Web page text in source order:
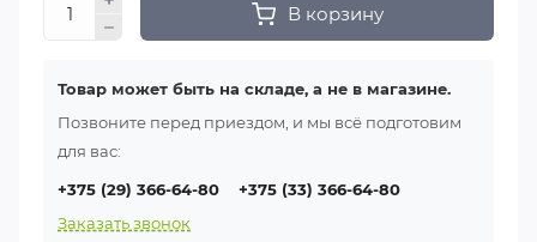
В корзину
Товар может быть на складе, а не в магазине.
Позвоните перед приездом, и мы всё подготовим
для вас:
+375 (29) 366-64-80
+375 (33) 366-64-80
Заказать звонок